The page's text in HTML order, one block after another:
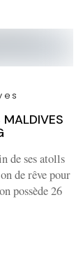
MALDIVES
de ses atolls
de rêve pour
possède 26